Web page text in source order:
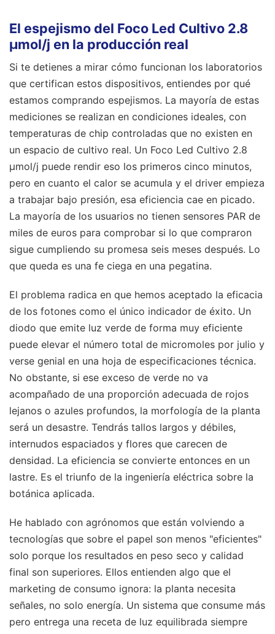
El espejismo del Foco Led Cultivo 2.8
μmol/j en la producción real
Si te detienes a mirar cómo funcionan los laboratorios
que certifican estos dispositivos, entiendes por qué
estamos comprando espejismos. La mayoría de estas
mediciones se realizan en condiciones ideales, con
temperaturas de chip controladas que no existen en
un espacio de cultivo real. Un Foco Led Cultivo 2.8
μmol/j puede rendir eso los primeros cinco minutos,
pero en cuanto el calor se acumula y el driver empieza
a trabajar bajo presión, esa eficiencia cae en picado.
La mayoría de los usuarios no tienen sensores PAR de
miles de euros para comprobar si lo que compraron
sigue cumpliendo su promesa seis meses después. Lo
que queda es una fe ciega en una pegatina.
El problema radica en que hemos aceptado la eficacia
de los fotones como el único indicador de éxito. Un
diodo que emite luz verde de forma muy eficiente
puede elevar el número total de micromoles por julio y
verse genial en una hoja de especificaciones técnica.
No obstante, si ese exceso de verde no va
acompañado de una proporción adecuada de rojos
lejanos o azules profundos, la morfología de la planta
será un desastre. Tendrás tallos largos y débiles,
internudos espaciados y flores que carecen de
densidad. La eficiencia se convierte entonces en un
lastre. Es el triunfo de la ingeniería eléctrica sobre la
botánica aplicada.
He hablado con agrónomos que están volviendo a
tecnologías que sobre el papel son menos "eficientes"
solo porque los resultados en peso seco y calidad
final son superiores. Ellos entienden algo que el
marketing de consumo ignora: la planta necesita
señales, no solo energía. Un sistema que consume más
pero entrega una receta de luz equilibrada siempre